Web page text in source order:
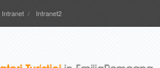
Intranet Intranet2